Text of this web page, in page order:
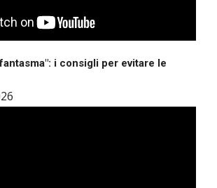
i consigli per evitare le